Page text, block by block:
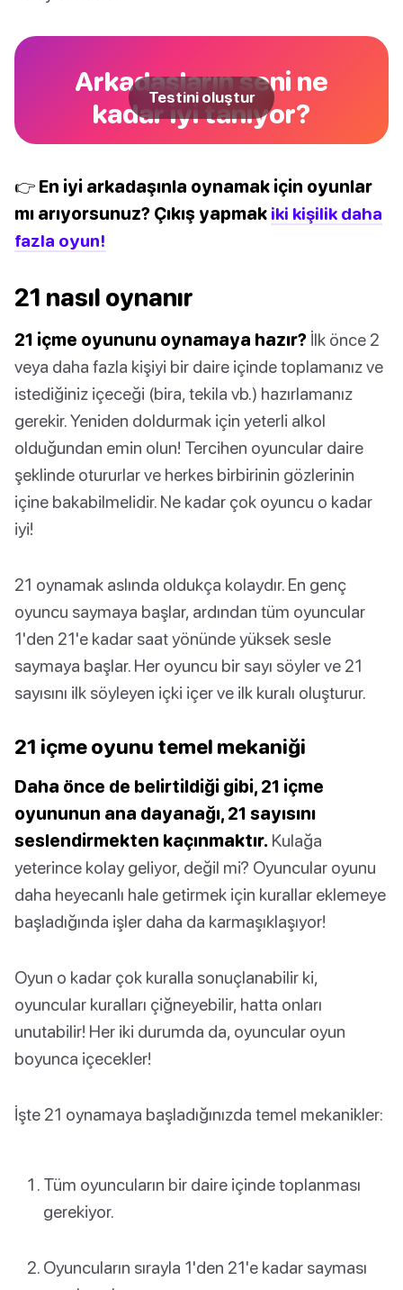
Arkadaşların seni ne
kadar iyi tanıyor?
Testini oluştur
👉 En iyi arkadaşınla oynamak için oyunlar
mı arıyorsunuz? Çıkış yapmak iki kişilik daha
fazla oyun!
21 nasıl oynanır
21 içme oyununu oynamaya hazır? İlk önce 2
veya daha fazla kişiyi bir daire içinde toplamanız ve
istediğiniz içeceği (bira, tekila vb.) hazırlamanız
gerekir. Yeniden doldurmak için yeterli alkol
olduğundan emin olun! Tercihen oyuncular daire
şeklinde otururlar ve herkes birbirinin gözlerinin
içine bakabilmelidir. Ne kadar çok oyuncu o kadar
iyi!
21 oynamak aslında oldukça kolaydır. En genç
oyuncu saymaya başlar, ardından tüm oyuncular
1'den 21'e kadar saat yönünde yüksek sesle
saymaya başlar. Her oyuncu bir sayı söyler ve 21
sayısını ilk söyleyen içki içer ve ilk kuralı oluşturur.
21 içme oyunu temel mekaniği
Daha önce de belirtildiği gibi, 21 içme
oyununun ana dayanağı, 21 sayısını
seslendirmekten kaçınmaktır. Kulağa
yeterince kolay geliyor, değil mi? Oyuncular oyunu
daha heyecanlı hale getirmek için kurallar eklemeye
başladığında işler daha da karmaşıklaşıyor!
Oyun o kadar çok kuralla sonuçlanabilir ki,
oyuncular kuralları çiğneyebilir, hatta onları
unutabilir! Her iki durumda da, oyuncular oyun
boyunca içecekler!
İşte 21 oynamaya başladığınızda temel mekanikler:
Tüm oyuncuların bir daire içinde toplanması
gerekiyor.
Oyuncuların sırayla 1'den 21'e kadar sayması